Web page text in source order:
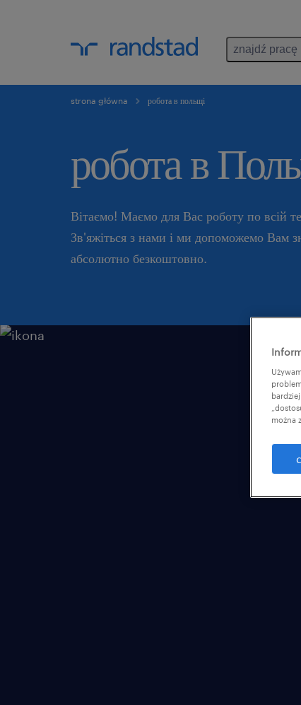
znajdź pracę
strona główna робота в польщі
робота в
Вітаємо! Маємо для Вас роботу по всій
Зв'яжіться з нами і ми допоможемо Вам
абсолютно безкоштовно.
można